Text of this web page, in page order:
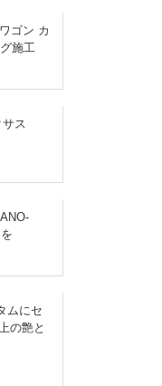
ゴン カ
施工
ス
ムにセ
の艶と